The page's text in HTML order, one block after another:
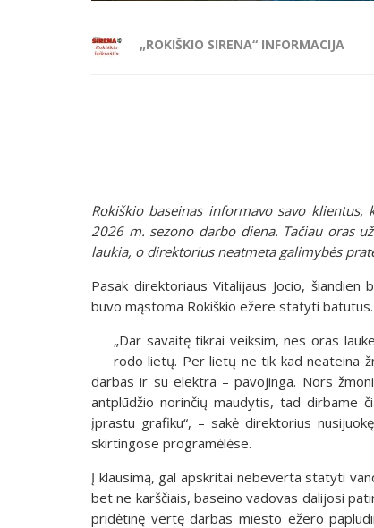
„ROKIŠKIO SIRENA“ INFORMACIJA
Rokiškio baseinas informavo savo
2026 m. sezono darbo diena. Tačiau oras
laukia, o direktorius neatmeta galimybės
Pasak direktoriaus Vitalijaus Jocio,
buvo mąstoma Rokiškio ežere statyti batutus.
„Dar savaitę tikrai veiksim, nes oras
rodo lietų. Per lietų ne tik kad neateina
darbas ir su elektra – pavojinga. Nors
antplūdžio norinčių maudytis, tad dirbame
įprastu grafiku“, – sakė direktorius
skirtingose programėlėse.
Į klausimą, gal apskritai nebeverta statyti
bet ne karščiais, baseino vadovas dalijosi
pridėtinę vertę darbas miesto ežero